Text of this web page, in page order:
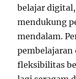
belajar
mendukung
mendalam.
fleksibilitas